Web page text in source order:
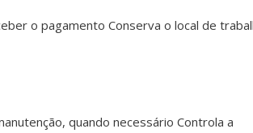
o pagamento Conserva o local de
quando necessário Controla a